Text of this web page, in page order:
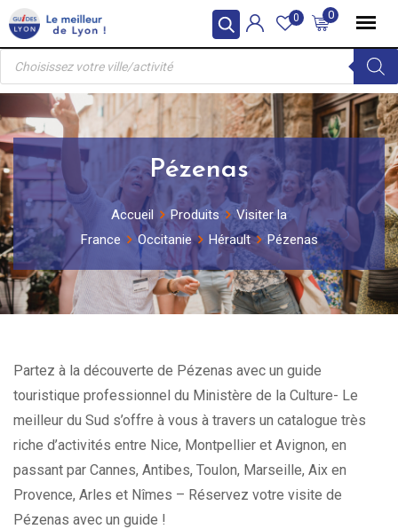
Skip
to
content
0
0
Recherche
produits
Pézenas
Accueil Produits
Visiter la
France
Occitanie Hérault Pézenas
Partez à la découverte de Pézenas avec un guide
touristique professionnel du Ministère de la Culture- Le
meilleur du Sud s’offre à vous à travers un catalogue très
riche d’activités entre Nice, Montpellier et Avignon, en
passant par Cannes, Antibes, Toulon, Marseille, Aix en
Provence, Arles et Nîmes – Réservez votre visite de
Pézenas avec un guide !